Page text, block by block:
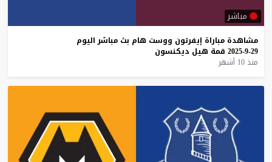
مباشر
مشاهدة مباراة إيفرتون ووست هام بث مباشر اليوم
29-9-2025
قمة هيل ديكنسون
منذ 10 أشهر